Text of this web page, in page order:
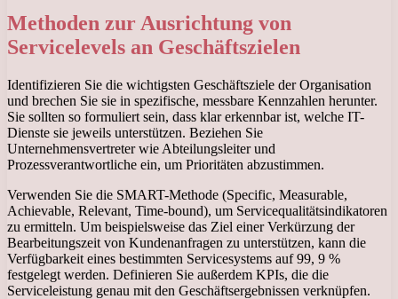
Methoden zur Ausrichtung von
Servicelevels an Geschäftszielen
Identifizieren Sie die wichtigsten Geschäftsziele der Organisation
und brechen Sie sie in spezifische, messbare Kennzahlen herunter.
Sie sollten so formuliert sein, dass klar erkennbar ist, welche IT-
Dienste sie jeweils unterstützen. Beziehen Sie
Unternehmensvertreter wie Abteilungsleiter und
Prozessverantwortliche ein, um Prioritäten abzustimmen.
Verwenden Sie die SMART-Methode (Specific, Measurable,
Achievable, Relevant, Time-bound), um Servicequalitätsindikatoren
zu ermitteln. Um beispielsweise das Ziel einer Verkürzung der
Bearbeitungszeit von Kundenanfragen zu unterstützen, kann die
Verfügbarkeit eines bestimmten Servicesystems auf 99, 9 %
festgelegt werden. Definieren Sie außerdem KPIs, die die
Serviceleistung genau mit den Geschäftsergebnissen verknüpfen.